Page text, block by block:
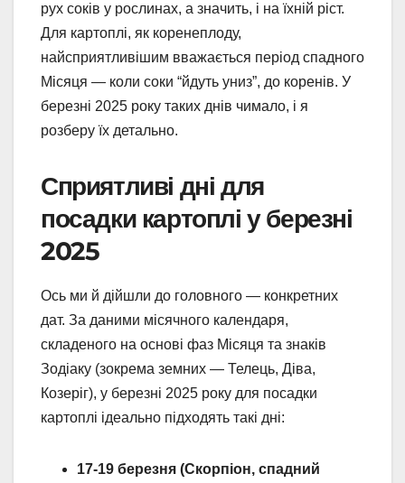
рух соків у рослинах, а значить, і на їхній ріст.
Для картоплі, як коренеплоду,
найсприятливішим вважається період спадного
Місяця — коли соки “йдуть униз”, до коренів. У
березні 2025 року таких днів чимало, і я
розберу їх детально.
Сприятливі дні для
посадки картоплі у березні
2025
Ось ми й дійшли до головного — конкретних
дат. За даними місячного календаря,
складеного на основі фаз Місяця та знаків
Зодіаку (зокрема земних — Телець, Діва,
Козеріг), у березні 2025 року для посадки
картоплі ідеально підходять такі дні:
17-19 березня (Скорпіон, спадний